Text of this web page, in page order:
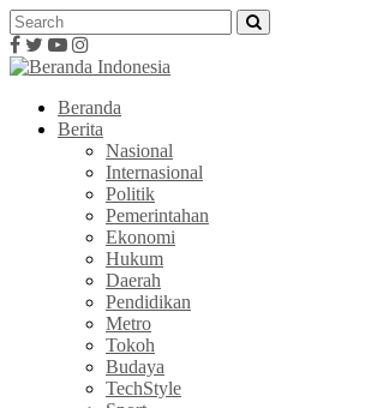
Beranda
Berita
Nasional
Internasional
Politik
Pemerintahan
Ekonomi
Hukum
Daerah
Pendidikan
Metro
Tokoh
Budaya
TechStyle